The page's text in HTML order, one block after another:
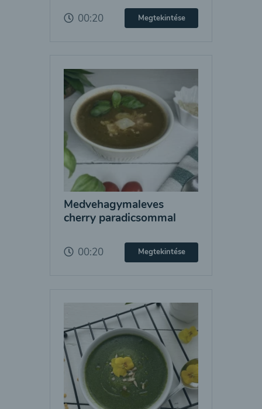
00:20 Megtekintése
Medvehagymaleves
cherry paradicsommal
00:20 Megtekintése